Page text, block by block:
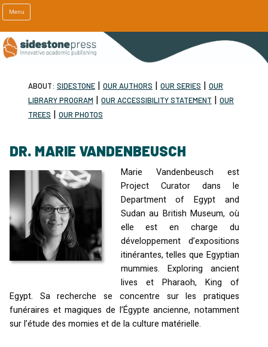
Menu
ABOUT: SIDESTONE | OUR AUTHORS | OUR SERIES | OUR
LIBRARY PROGRAM | OUR ACCESSIBILITY STATEMENT | OUR
TREES | OUR PHOTOS
DR. MARIE VANDENBEUSCH
Marie Vandenbeusch est
Project Curator dans le
Department of Egypt and
Sudan au British Museum, où
elle est en charge du
développement d’expositions
itinérantes, telles que Egyptian
mummies. Exploring ancient
lives et Pharaoh, King of
Egypt. Sa recherche se concentre sur les pratiques
funéraires et magiques de l’Égypte ancienne, notamment
sur l’étude des momies et de la culture matérielle.